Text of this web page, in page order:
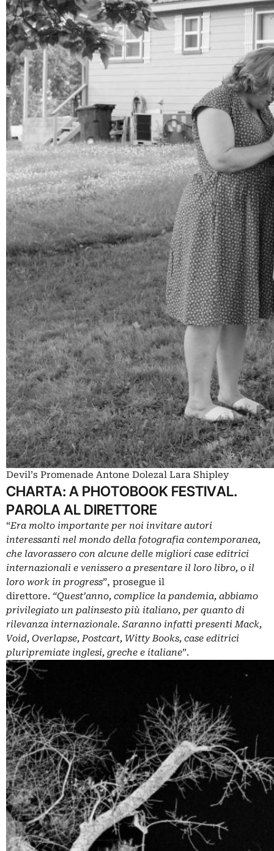
Devil’s Promenade Antone Dolezal Lara Shipley
CHARTA: A PHOTOBOOK FESTIVAL.
PAROLA AL DIRETTORE
“Era molto importante per noi invitare autori
interessanti nel mondo della fotografia contemporanea,
che lavorassero con alcune delle migliori case editrici
internazionali e venissero a presentare il loro libro, o il
loro work in progress”, prosegue il
direttore. “Quest’anno, complice la pandemia, abbiamo
privilegiato un palinsesto più italiano, per quanto di
rilevanza internazionale. Saranno infatti presenti Mack,
Void, Overlapse, Postcart, Witty Books, case editrici
pluripremiate inglesi, greche e italiane”.